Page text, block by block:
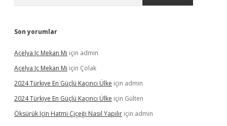
Son yorumlar
Açelya Iç Mekan Mı için admin
Açelya Iç Mekan Mı için Çolak
2024 Türkiye En Güçlü Kaçıncı Ülke için admin
2024 Türkiye En Güçlü Kaçıncı Ülke için Gülten
Öksürük Için Hatmi Çiçeği Nasıl Yapılır için admin